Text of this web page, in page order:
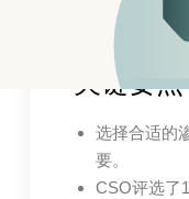
试工具
关键要点
选择合适的
要。
CSO评选了